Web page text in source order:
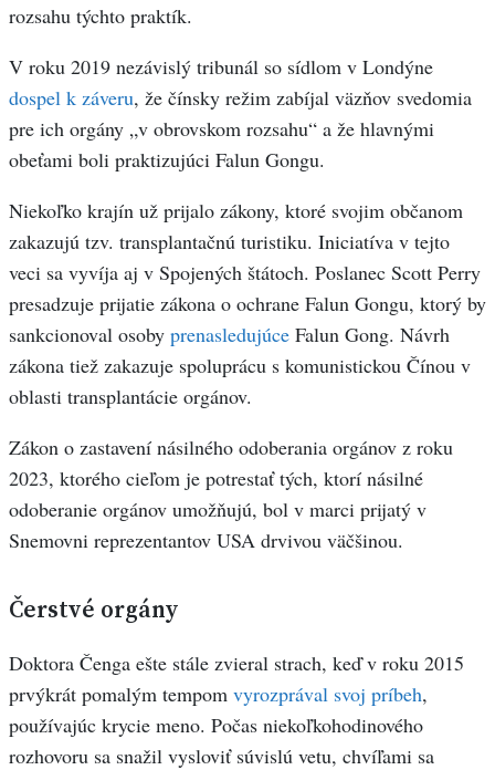
rozsahu týchto praktík.
V roku 2019 nezávislý tribunál so sídlom v Londýne
dospel k záveru, že čínsky režim zabíjal väzňov svedomia
pre ich orgány „v obrovskom rozsahu“ a že hlavnými
obeťami boli praktizujúci Falun Gongu.
Niekoľko krajín už prijalo zákony, ktoré svojim občanom
zakazujú tzv. transplantačnú turistiku. Iniciatíva v tejto
veci sa vyvíja aj v Spojených štátoch. Poslanec Scott Perry
presadzuje prijatie zákona o ochrane Falun Gongu, ktorý by
sankcionoval osoby prenasledujúce Falun Gong. Návrh
zákona tiež zakazuje spoluprácu s komunistickou Čínou v
oblasti transplantácie orgánov.
Zákon o zastavení násilného odoberania orgánov z roku
2023, ktorého cieľom je potrestať tých, ktorí násilné
odoberanie orgánov umožňujú, bol v marci prijatý v
Snemovni reprezentantov USA drvivou väčšinou.
Čerstvé orgány
Doktora Čenga ešte stále zvieral strach, keď v roku 2015
prvýkrát pomalým tempom vyrozprával svoj príbeh,
používajúc krycie meno. Počas niekoľkohodinového
rozhovoru sa snažil vysloviť súvislú vetu, chvíľami sa